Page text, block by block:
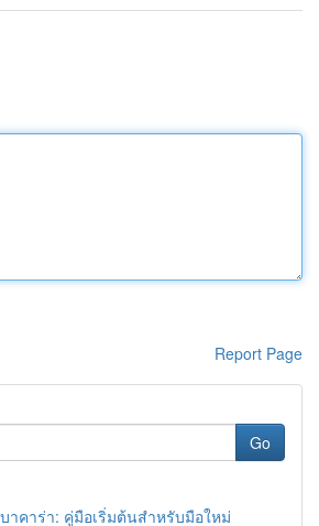
Report Page
Go
าคาร่า: คู่มือเริ่มต้นสำหรับมือใหม่